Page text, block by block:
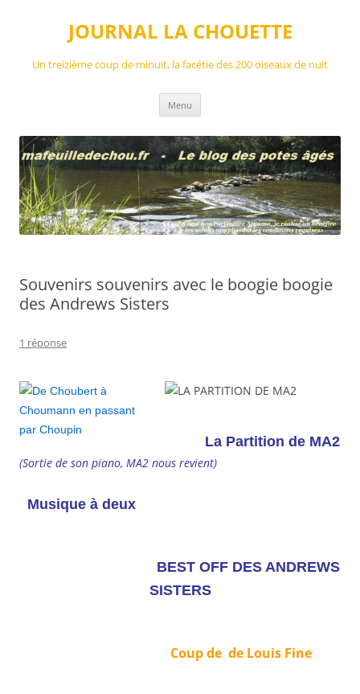
JOURNAL LA CHOUETTE
Un treizième coup de minuit, la facétie des 200 oiseaux de nuit
Menu
Souvenirs souvenirs avec le boogie boogie
des Andrews Sisters
1 réponse
La Partition de MA2
(Sortie de son piano, MA2 nous revient)
Musique à deux
BEST OFF DES ANDREWS
SISTERS
Coup de de Louis Fine